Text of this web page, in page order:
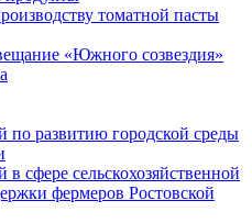
томатной пасты
«Южного созвездия»
по развитию городской среды
сфере сельскохозяйственной
фермеров Ростовской